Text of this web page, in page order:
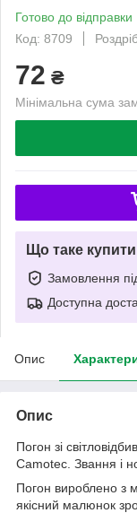
Готово до відправки
Код: 8709
72 ₴
Мінімальна сума
Що таке
Замовлення
Доступна
Опис
Опис
Погон зі
Camotec. Звання і
Погон вироблено з
якісний малюнок